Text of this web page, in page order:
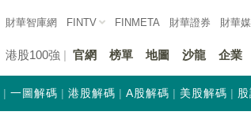
財華智庫網 FINTV FINMETA 財華證券 財華
港股100強 官網 榜單 地圖 沙龍 企業
一圖解碼 港股解碼 A股解碼 美股解碼